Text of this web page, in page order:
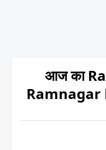
आज का
Ramnagar